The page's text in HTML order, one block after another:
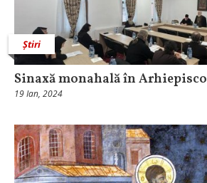
Știri
Sinaxă monahală în
19 Ian, 2024